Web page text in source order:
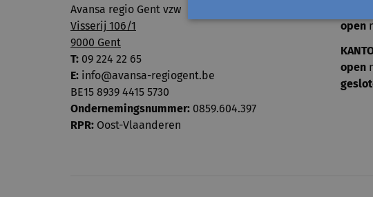
Avansa regio Gent vzw
Visserij 106/1
9000 Gent
T: 09 224 22 65
E: info@avansa-regiogent.be
BE15 8939 4415 5730
Ondernemingsnummer: 0859.604.397
RPR: Oost-Vlaanderen
open
open